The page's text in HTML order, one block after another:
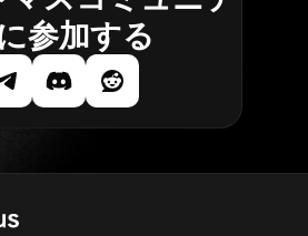
参加する